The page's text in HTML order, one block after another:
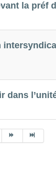
la préf
dans